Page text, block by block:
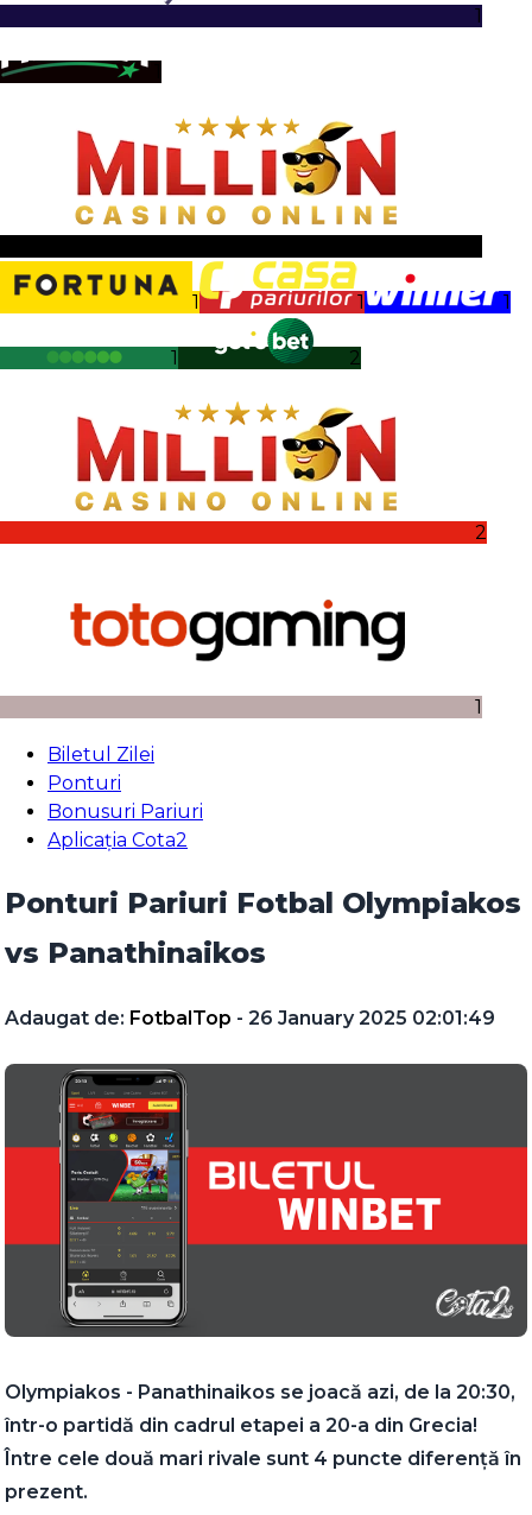
1
1 1 1
1 2
2
1
Biletul Zilei
Ponturi
Bonusuri Pariuri
Aplicația Cota2
Ponturi Pariuri Fotbal Olympiakos
vs Panathinaikos
Adaugat de: FotbalTop - 26 January 2025 02:01:49
Olympiakos - Panathinaikos se joacă azi, de la 20:30,
într-o partidă din cadrul etapei a 20-a din Grecia!
Între cele două mari rivale sunt 4 puncte diferență în
prezent.